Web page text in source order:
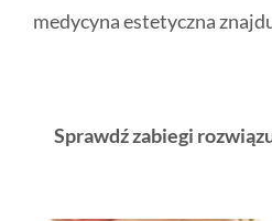
medycyna estetyczna
Sprawdź zabiegi